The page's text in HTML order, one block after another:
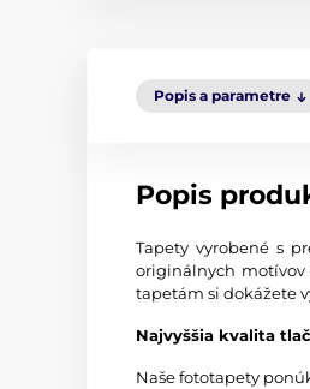
Popis a parametre
Popis
Tapety vyrobené s
originálnych motívov
tapetám si dokážete
Najvyššia kvalita
Naše fototapety